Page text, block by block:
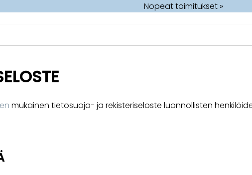
Nopeat toimitukset »
mukainen tietosuoja- ja rekisteriseloste luonnollisten